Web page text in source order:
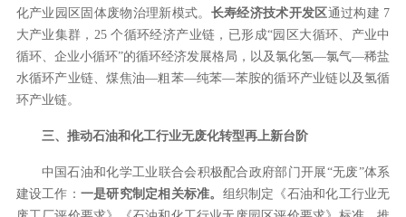
化产业园区固体废物治理新模式。 长寿经济技术开发区通过构建 7
大产业集群，25 个循环经济产业链，已形成“园区大循环、产业中
循环、企业小循环”的循环经济发展格局，以及氯化氢—氯气—稀盐
水循环产业链、煤焦油—粗苯—纯苯—苯胺的循环产业链以及氢循
环产业链。
三、推动石油和化工行业无废化转型再上新台阶
中国石油和化学工业联合会积极配合政府部门开展“无废”体系
建设工作： 一是研究制定相关标准。 组织制定《石油和化工行业无